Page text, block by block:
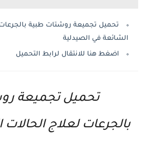
تحميل تجميعة روشتات طبية بالجرعات
الشائعة في الصيدلية
اضغط هنا للانتقال لرابط التحميل
تحميل تجميعة
بالجرعات لعلاج